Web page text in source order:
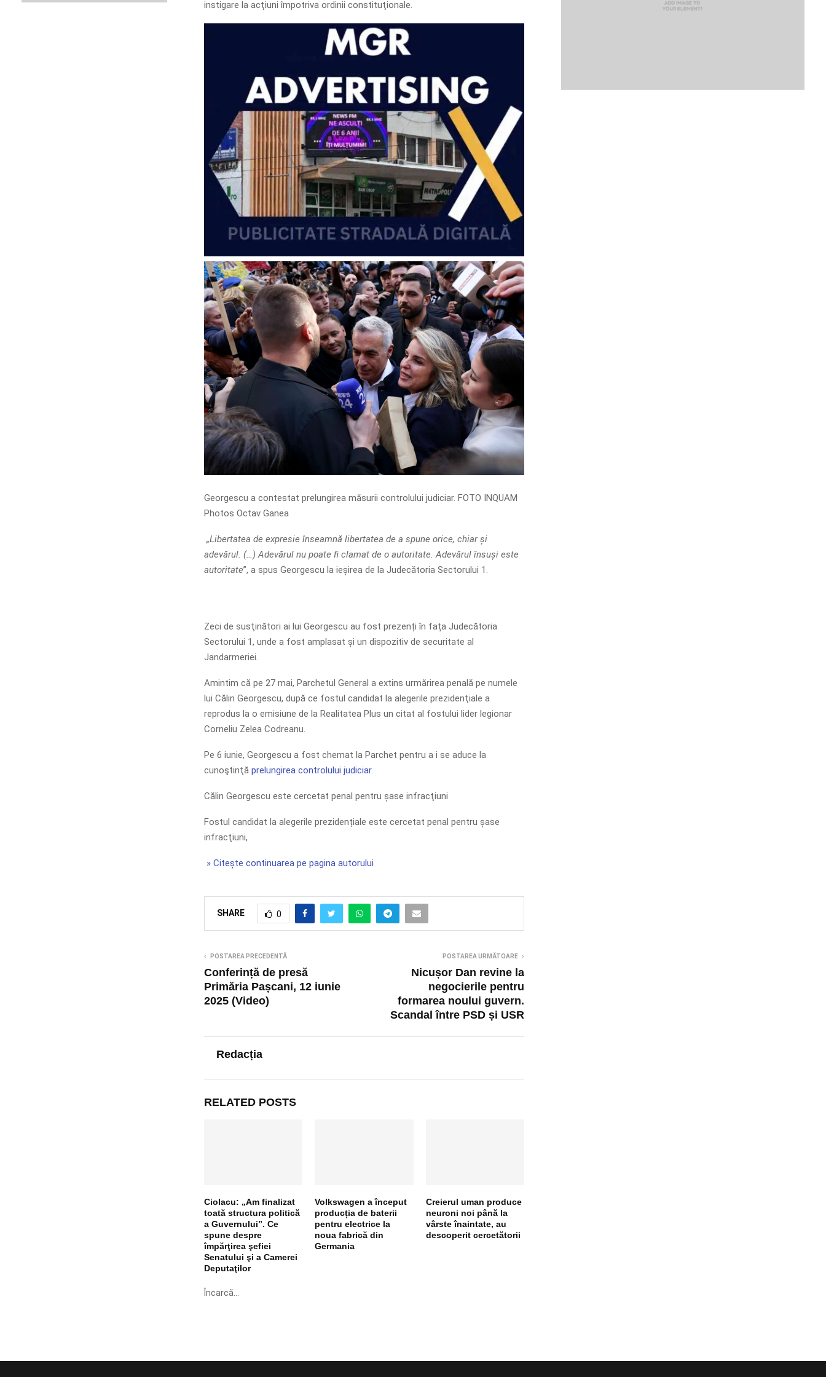
instigare la acţiuni împotriva ordinii constituţionale.
Georgescu a contestat prelungirea măsurii controlului judiciar. FOTO INQUAM
Photos Octav Ganea
„Libertatea de expresie înseamnă libertatea de a spune orice, chiar și
adevărul. (…) Adevărul nu poate fi clamat de o autoritate. Adevărul însuși este
autoritate”, a spus Georgescu la ieșirea de la Judecătoria Sectorului 1.
Zeci de susţinători ai lui Georgescu au fost prezenți în fața Judecătoria
Sectorului 1, unde a fost amplasat și un dispozitiv de securitate al
Jandarmeriei.
Amintim că pe 27 mai, Parchetul General a extins urmărirea penală pe numele
lui Călin Georgescu, după ce fostul candidat la alegerile prezidenţiale a
reprodus la o emisiune de la Realitatea Plus un citat al fostului lider legionar
Corneliu Zelea Codreanu.
Pe 6 iunie, Georgescu a fost chemat la Parchet pentru a i se aduce la
cunoştinţăprelungirea controlului judiciar.
Călin Georgescu este cercetat penal pentru șase infracţiuni
Fostul candidat la alegerile prezidențiale este cercetat penal pentru șase
infracţiuni,
» Citește continuarea pe pagina autorului
SHARE 0
POSTAREA PRECEDENTĂ
Conferință de presă
Primăria Pașcani, 12 iunie
2025 (Video)
POSTAREA URMĂTOARE
Nicușor Dan revine la
negocierile pentru
formarea noului guvern.
Scandal între PSD și USR
Redacția
RELATED POSTS
Ciolacu: „Am finalizat
toată structura politică
a Guvernului”. Ce
spune despre
împărţirea şefiei
Senatului şi a Camerei
Deputaţilor
Volkswagen a început
producția de baterii
pentru electrice la
noua fabrică din
Germania
Creierul uman produce
neuroni noi până la
vârste înaintate, au
descoperit cercetătorii
Încarcă...